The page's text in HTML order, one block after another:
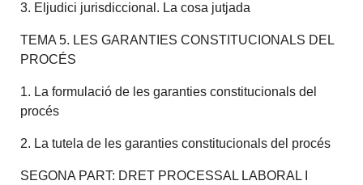
3. Eljudici jurisdiccional. La cosa jutjada
TEMA 5. LES GARANTIES CONSTITUCIONALS DEL
PROCÉS
1. La formulació de les garanties constitucionals del
procés
2. La tutela de les garanties constitucionals del procés
SEGONA PART: DRET PROCESSAL LABORAL I